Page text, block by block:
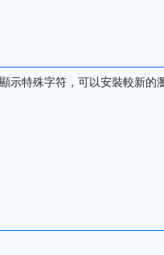
示特殊字符，可以安裝較新的